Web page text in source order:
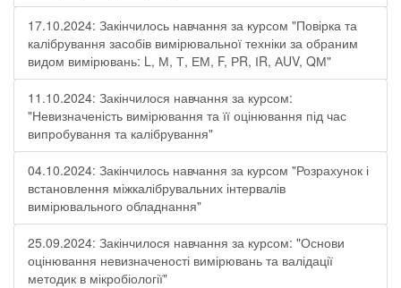
17.10.2024: Закінчилось навчання за курсом "Повірка та
калібрування засобів вимірювальної техніки за обраним
видом вимірювань: L, М, Т, ЕМ, F, РR, ІR, АUV, QМ"
11.10.2024: Закінчилося навчання за курсом:
"Невизначеність вимірювання та її оцінювання під час
випробування та калібрування"
04.10.2024: Закінчилось навчання за курсом "Розрахунок і
встановлення міжкалібрувальних інтервалів
вимірювального обладнання"
25.09.2024: Закінчилося навчання за курсом: "Основи
оцінювання невизначеності вимірювань та валідації
методик в мікробіології"